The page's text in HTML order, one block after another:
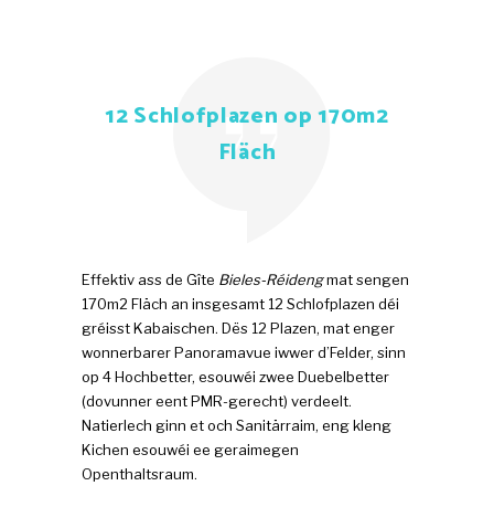
12 Schlofplazen op 170m2
Fläch
Effektiv ass de Gîte Bieles-Réidengmat sengen
170m2 Fläch an insgesamt 12 Schlofplazen déi
gréisst Kabaischen. Dës 12 Plazen, mat enger
wonnerbarer Panoramavue iwwer d’Felder, sinn
op 4 Hochbetter, esouwéi zwee Duebelbetter
(dovunner eent PMR-gerecht) verdeelt.
Natierlech ginn et och Sanitärraim, eng kleng
Kichen esouwéi ee geraimegen
Openthaltsraum.